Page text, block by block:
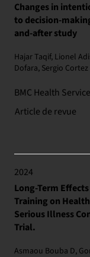
Changes in
to decision-
and-after study
Hajar Taqif, Lionel
Dofara, Sergio
BMC Health
Article de revue
2024
Long-Term
Training on
Serious Illness
Trial.
Asmaou Bouba D,